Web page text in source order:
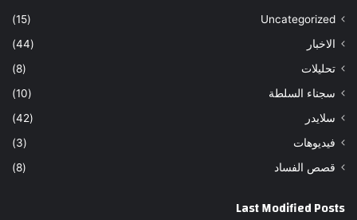
Uncategorized
(15)
الاخبار
(44)
تحليلات
(8)
سجناء السلطة
(10)
سلايدر
(42)
فيديوهات
(3)
قصص الفساد
(8)
Last Modified Posts